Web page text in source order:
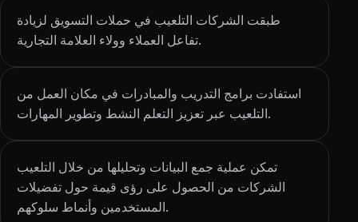
طبقت الشركات التلعيب في حملات التسويق لزيادة
تفاعل العملاء وولاء العلامة التجارية.
استفادت برامج التدريب والمبادرات في مكان العمل من
التلعيب عبر تعزيز التعلم النشط وتطوير المهارات.
تمكن عملية جمع البيانات وتحليلها من خلال التلعيب
الشركات من الحصول على رؤى قيمة حول تفضيلات
المستخدمين وأنماط سلوكهم.